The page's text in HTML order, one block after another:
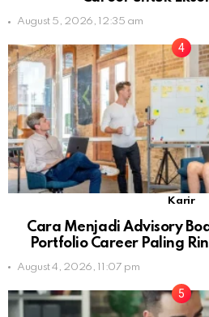
August 5, 2026, 12:35 am
Karir
Cara Menjadi Advisory
Portfolio Career Paling
August 4, 2026, 11:07 pm